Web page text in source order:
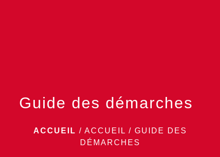
Guide des démarches
ACCUEIL / ACCUEIL / GUIDE DES
DÉMARCHES